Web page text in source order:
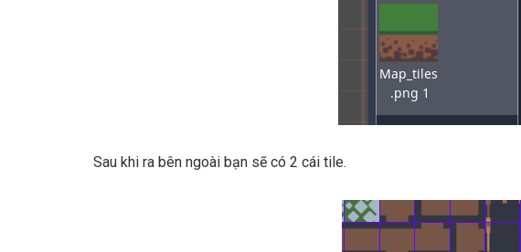
Sau khi ra bên ngoài bạn sẽ có 2 cái tile.